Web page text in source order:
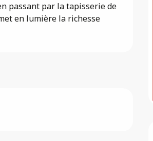
passant par la tapisserie de
en lumière la richesse